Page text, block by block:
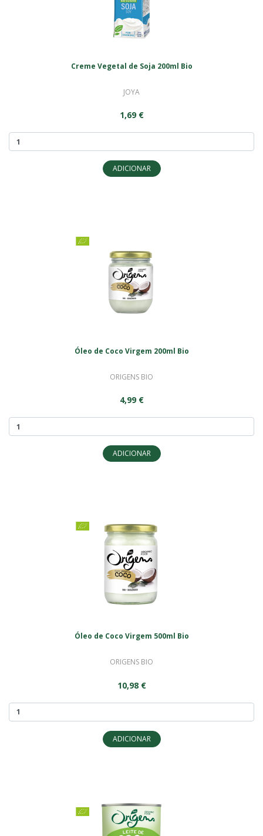
Creme Vegetal de Soja 200ml Bio
JOYA
1,69 €
ADICIONAR
Óleo de Coco Virgem 200ml Bio
ORIGENS BIO
4,99 €
ADICIONAR
Óleo de Coco Virgem 500ml Bio
ORIGENS BIO
10,98 €
ADICIONAR